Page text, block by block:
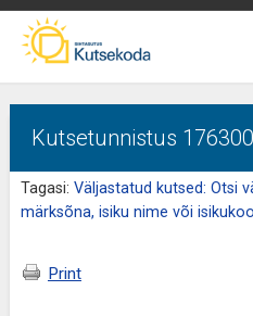
Kutsetunnistus 176300
Tagasi: Väljastatud kutsed: Otsi
märksõna, isiku nime või
Print